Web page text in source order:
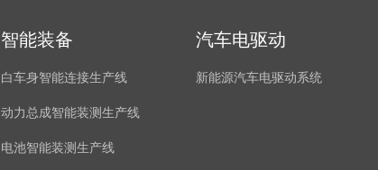
智能装备
白车身智能连接生产线
动力总成智能装测生产线
电池智能装测生产线
汽车电驱动
新能源汽车电驱动系统